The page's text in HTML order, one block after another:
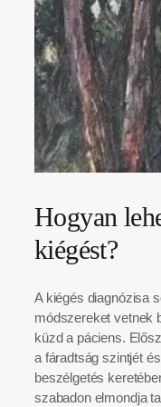
Hogyan
kiégést?
A kiégés diagnózisa
módszereket vetnek
küzd a páciens.
a fáradtság szintjét
beszélgetés
szabadon elmondja